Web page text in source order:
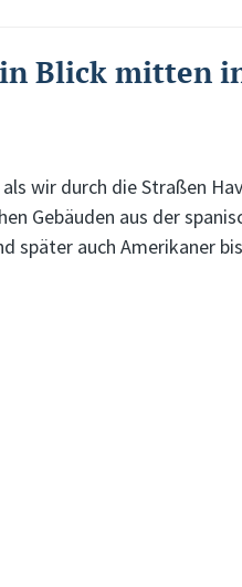
Blick mitten
wir durch die Straßen
Gebäuden aus der
später auch Amerikaner